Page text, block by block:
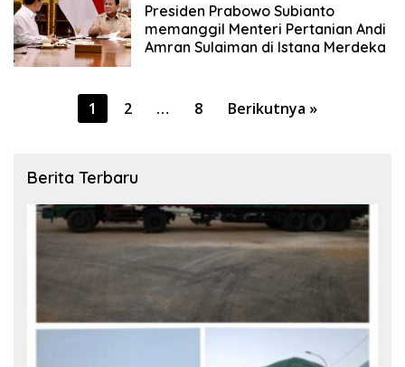
Presiden Prabowo Subianto
memanggil Menteri Pertanian Andi
Amran Sulaiman di Istana Merdeka
Paginasi
1 2 … 8 Berikutnya »
Berita Terbaru